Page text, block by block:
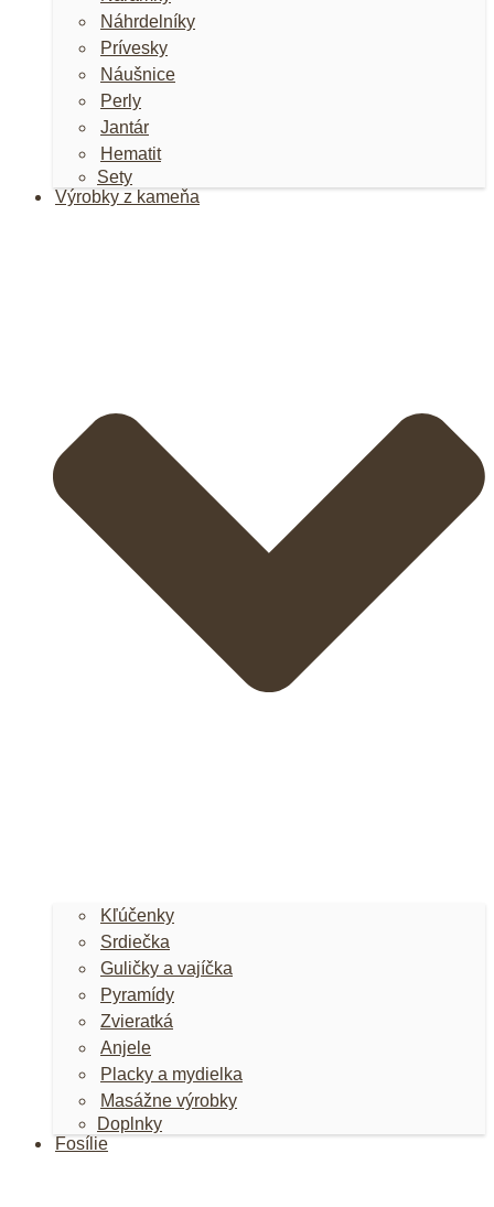
Náhrdelníky
Prívesky
Náušnice
Perly
Jantár
Hematit
Sety
Výrobky z kameňa
Kľúčenky
Srdiečka
Guličky a vajíčka
Pyramídy
Zvieratká
Anjele
Placky a mydielka
Masážne výrobky
Doplnky
Fosílie